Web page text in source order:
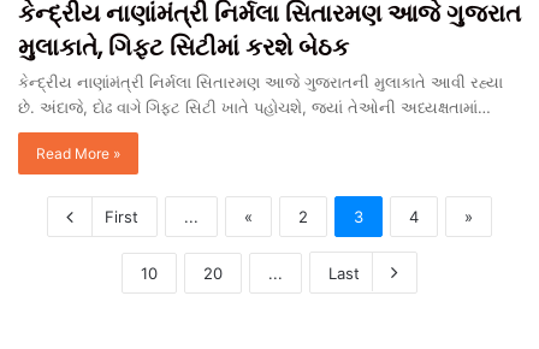
કેન્દ્રીય નાણાંમંત્રી નિર્મલા સિતારમણ આજે ગુજરાત
મુલાકાતે, ગિફ્ટ સિટીમાં કરશે બેઠક
કેન્દ્રીય નાણાંમંત્રી નિર્મલા સિતારમણ આજે ગુજરાતની મુલાકાતે આવી રહ્યા
છે. અંદાજે, દોઢ વાગે ગિફ્ટ સિટી ખાતે પહોચશે, જ્યાં તેઓની અધ્યક્ષતામાં…
Read More »
First ... « 2 3 4 »
10 20 ... Last